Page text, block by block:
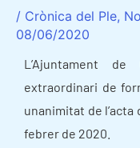
/ Crònica del Ple,
08/06/2020
L’Ajuntament
extraordinari de
unanimitat de
febrer de 2020.